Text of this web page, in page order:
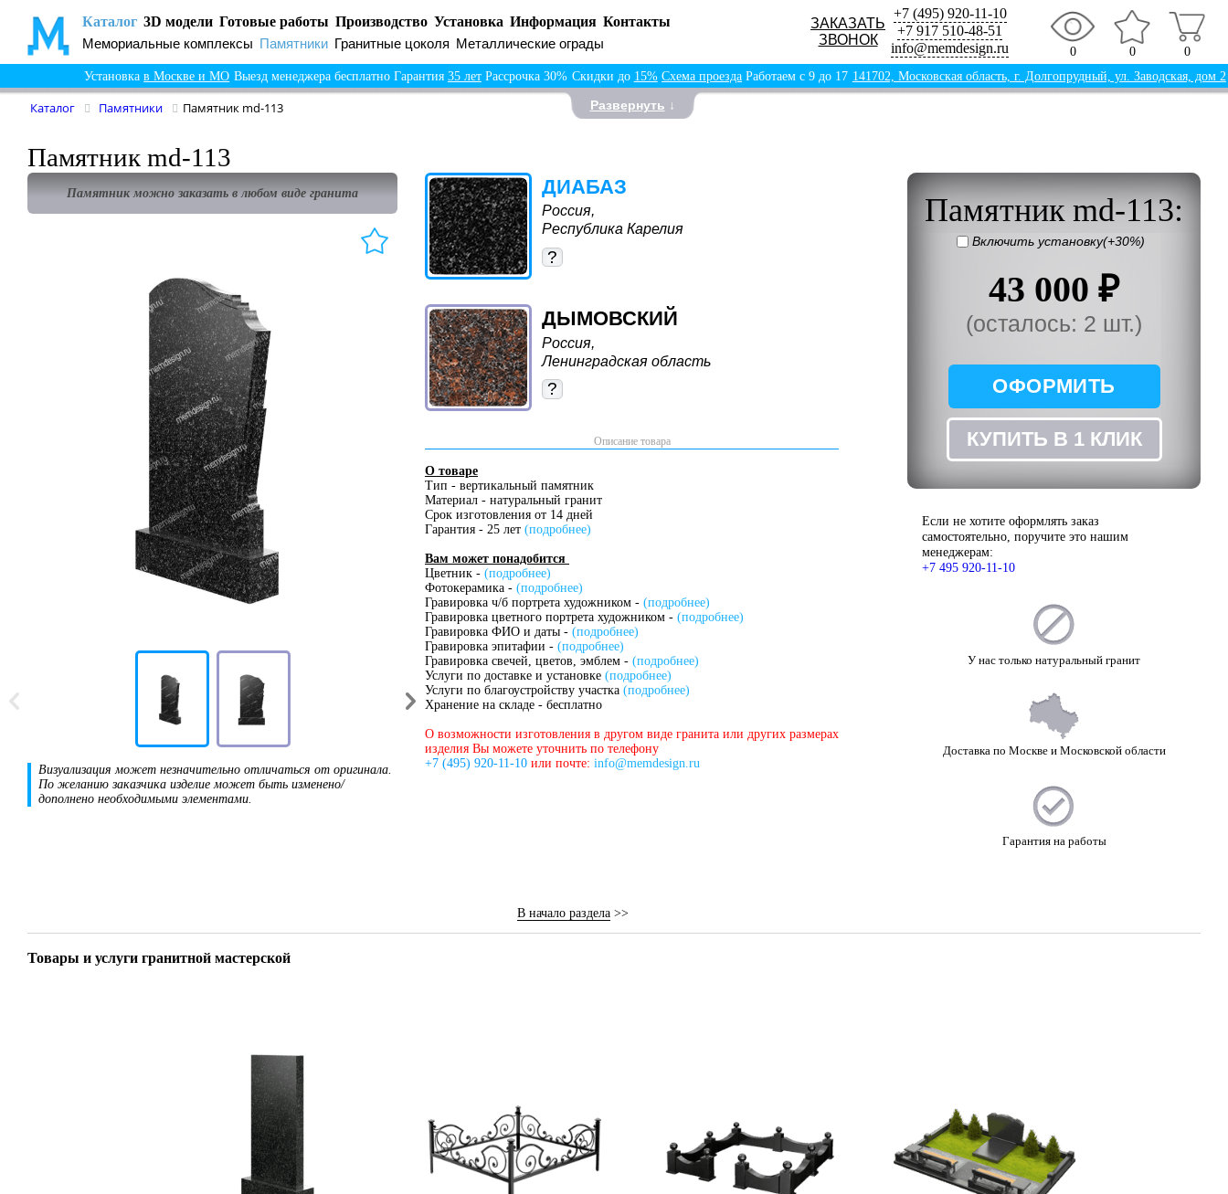
Каталог 3D модели Готовые работы Производство Установка Информация Контакты
Мемориальные комплексы Памятники Гранитные цоколя Металлические ограды
0 0 0
ЗАКАЗАТЬ
ЗВОНОК
+7 (495) 920-11-10
+7 917 510-48-51
info@memdesign.ru
Установкав Москве и МО Выезд менеджера бесплатно Гарантия 35 лет Рассрочка 30% Скидки до 15% Схема проезда Работаем с 9 до 17 141702, Московская область, г. Долгопрудный, ул. Заводская, дом 2
Развернуть ↓
Каталог Памятники Памятник md-113
Памятник md-113
Памятник можно заказать в любом виде гранита
Визуализация может незначительно отличаться от оригинала.
По желанию заказчика изделие может быть изменено/
дополнено необходимыми элементами.
ДИАБАЗ
Россия,
Республика Карелия
?
ДЫМОВСКИЙ
Россия,
Ленинградская область
?
Описание товара
О товаре
Тип - вертикальный памятник
Материал - натуральный гранит
Срок изготовления от 14 дней
Гарантия - 25 лет (подробнее)
Вам может понадобится
Цветник - (подробнее)
Фотокерамика - (подробнее)
Гравировка ч/б портрета художником - (подробнее)
Гравировка цветного портрета художником - (подробнее)
Гравировка ФИО и даты - (подробнее)
Гравировка эпитафии - (подробнее)
Гравировка свечей, цветов, эмблем - (подробнее)
Услуги по доставке и установке (подробнее)
Услуги по благоустройству участка (подробнее)
Хранение на складе - бесплатно
О возможности изготовления в другом виде гранита или других размерах
изделия Вы можете уточнить по телефону
+7 (495) 920-11-10 или почте: info@memdesign.ru
Памятник md-113:
Включить установку(+30%)
43 000 ₽
(осталось: 2 шт.)
ОФОРМИТЬ
ЗАКАЗ
КУПИТЬ В 1 КЛИК
Если не хотите оформлять заказ
самостоятельно, поручите это нашим
менеджерам:
+7 495 920-11-10
У нас только натуральный гранит
Доставка по Москве и Московской области
Гарантия на работы
В начало раздела >>
Товары и услуги гранитной мастерской